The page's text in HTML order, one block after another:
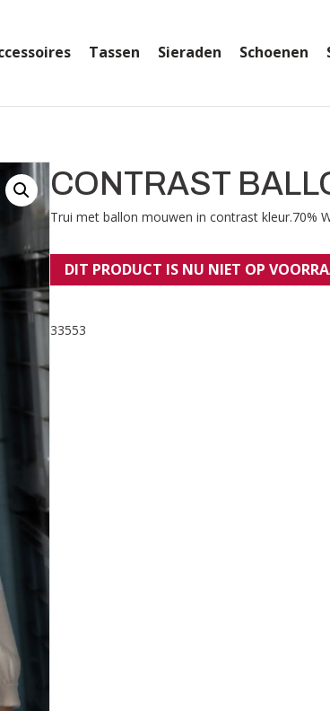
Tassen Sieraden Schoenen
CONTRAST
Trui met ballon mouwen in contrast kleur.70%
DIT PRODUCT IS NU NIET OP
33553